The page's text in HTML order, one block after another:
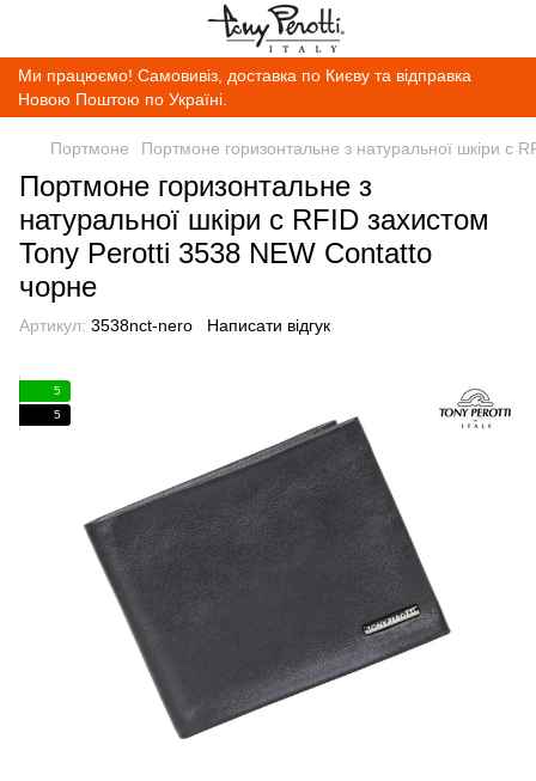
Ми працюємо! Самовивіз, доставка по Києву та відправка
Новою Поштою по Україні.
Портмоне Портмоне горизонтальне з натуральної шкіри c
Портмоне горизонтальне з
натуральної шкіри c RFID захистом
Tony Perotti 3538 NEW Contatto
чорне
Артикул: 3538nct-nero Написати відгук
5
5